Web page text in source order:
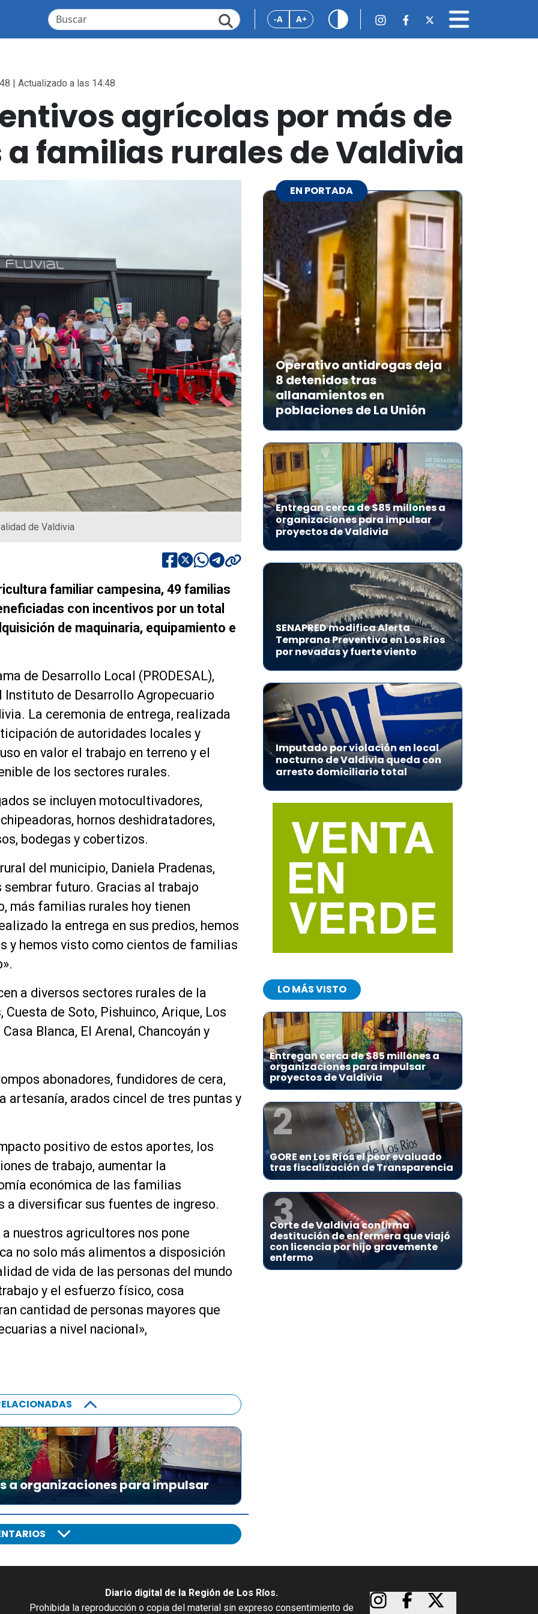
-A A+
| Actualizado a las 14:48
agrícolas por más de
familias rurales de Valdivia
de Valdivia
familiar campesina, 49 familias
con incentivos por un total
de maquinaria, equipamiento e
de Desarrollo Local (PRODESAL),
de Desarrollo Agropecuario
La ceremonia de entrega, realizada
de autoridades locales y
en valor el trabajo en terreno y el
de los sectores rurales.
se incluyen motocultivadores,
hornos deshidratadores,
bodegas y cobertizos.
del municipio, Daniela Pradenas,
futuro. Gracias al trabajo
más familias rurales hoy tienen
la entrega en sus predios, hemos
y hemos visto como cientos de familias
a diversos sectores rurales de la
Cuesta de Soto, Pishuinco, Arique, Los
Blanca, El Arenal, Chancoyán y
abonadores, fundidores de cera,
artesanía, arados cincel de tres puntas y
positivo de estos aportes, los
de trabajo, aumentar la
económica de las familias
a diversificar sus fuentes de ingreso.
nuestros agricultores nos pone
no solo más alimentos a disposición
de vida de las personas del mundo
y el esfuerzo físico, cosa
cantidad de personas mayores que
a nivel nacional»,
a organizaciones para impulsar
EN PORTADA
Operativo antidrogas deja
8 detenidos tras
allanamientos en
poblaciones de La Unión
Entregan cerca de $85 millones a
organizaciones para impulsar
proyectos de Valdivia
SENAPRED modifica Alerta
Temprana Preventiva en Los Ríos
por nevadas y fuerte viento
Imputado por violación en local
nocturno de Valdivia queda con
arresto domiciliario total
LO MÁS VISTO
1
Entregan cerca de $85 millones a
organizaciones para impulsar
proyectos de Valdivia
2
GORE en Los Ríos el peor evaluado
tras fiscalización de Transparencia
3
Corte de Valdivia confirma
destitución de enfermera que viajó
con licencia por hijo gravemente
enfermo
Diario digital de la Región de Los Ríos.
Prohibida la reproducción o copia del material sin expreso consentimiento de